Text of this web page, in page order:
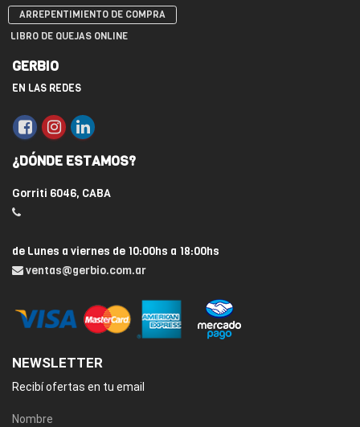
ARREPENTIMIENTO DE COMPRA
LIBRO DE QUEJAS ONLINE
GERBIO
EN LAS REDES
¿DÓNDE ESTAMOS?
Gorriti 6046, CABA
de Lunes a viernes de 10:00hs a 18:00hs
ventas@gerbio.com.ar
NEWSLETTER
Recibí ofertas en tu email